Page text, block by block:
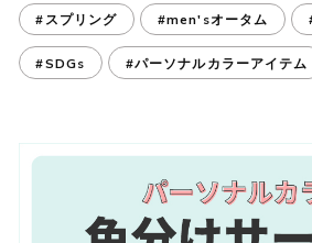
#スプリング #men'sオータム
#SDGs #パーソナルカラーアイテム